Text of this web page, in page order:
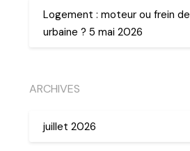
Logement : moteur ou frein
urbaine ? 5 mai 2026
ARCHIVES
juillet 2026